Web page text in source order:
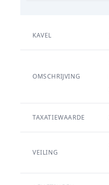
KAVEL
OMSCHRIJVING
TAXATIEWAARDE
VEILING